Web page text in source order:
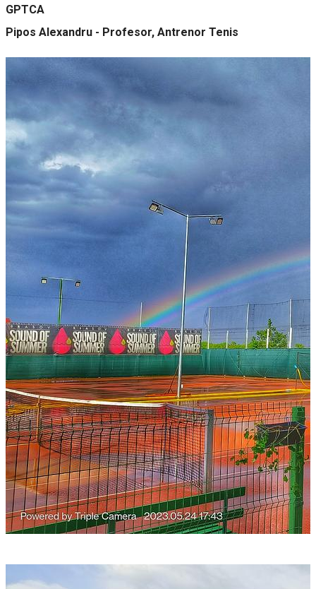
GPTCA
Pipos Alexandru - Profesor, Antrenor Tenis